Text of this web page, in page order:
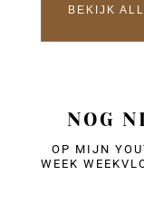
BEKIJK
NOG
OP MIJN
WEEK